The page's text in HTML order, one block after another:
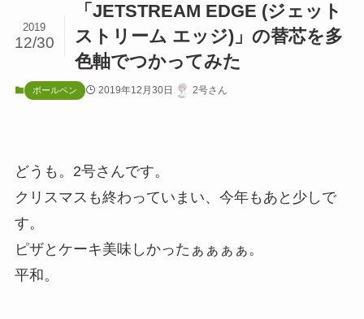
「JETSTREAM EDGE (ジェット
ストリーム エッジ)」の替芯を多
色軸でつかってみた
2019
12/30
ボールペン 2019年12月30日 2号さん
どうも。2号さんです。
クリスマスも終わっていまい、今年もあと少しで
す。
ピザとケーキ美味しかったぁぁぁぁ。
平和。